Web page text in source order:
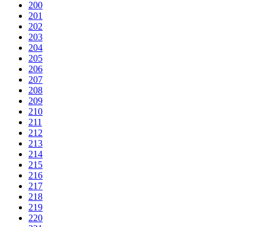
200
201
202
203
204
205
206
207
208
209
210
211
212
213
214
215
216
217
218
219
220